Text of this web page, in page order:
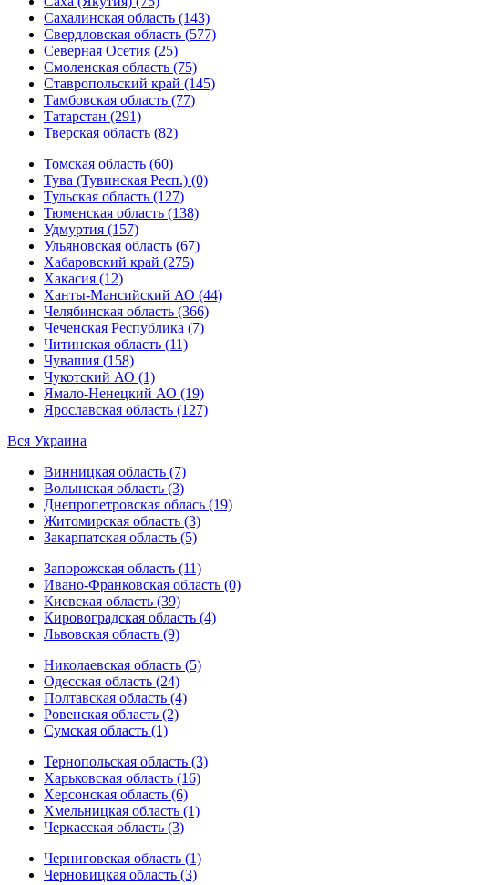
Сахалинская область (143)
Свердловская область (577)
Северная Осетия (25)
Смоленская область (75)
Ставропольский край (145)
Тамбовская область (77)
Татарстан (291)
Тверская область (82)
Томская область (60)
Тува (Тувинская Респ.) (0)
Тульская область (127)
Тюменская область (138)
Удмуртия (157)
Ульяновская область (67)
Хабаровский край (275)
Хакасия (12)
Ханты-Мансийский АО (44)
Челябинская область (366)
Чеченская Республика (7)
Читинская область (11)
Чувашия (158)
Чукотский АО (1)
Ямало-Ненецкий АО (19)
Ярославская область (127)
Вся Украина
Винницкая область (7)
Волынская область (3)
Днепропетровская облась (19)
Житомирская область (3)
Закарпатская область (5)
Запорожская область (11)
Ивано-Франковская область (0)
Киевская область (39)
Кировоградская область (4)
Львовская область (9)
Николаевская область (5)
Одесская область (24)
Полтавская область (4)
Ровенская область (2)
Сумская область (1)
Тернопольская область (3)
Харьковская область (16)
Херсонская область (6)
Хмельницкая область (1)
Черкасская область (3)
Черниговская область (1)
Черновицкая область (3)